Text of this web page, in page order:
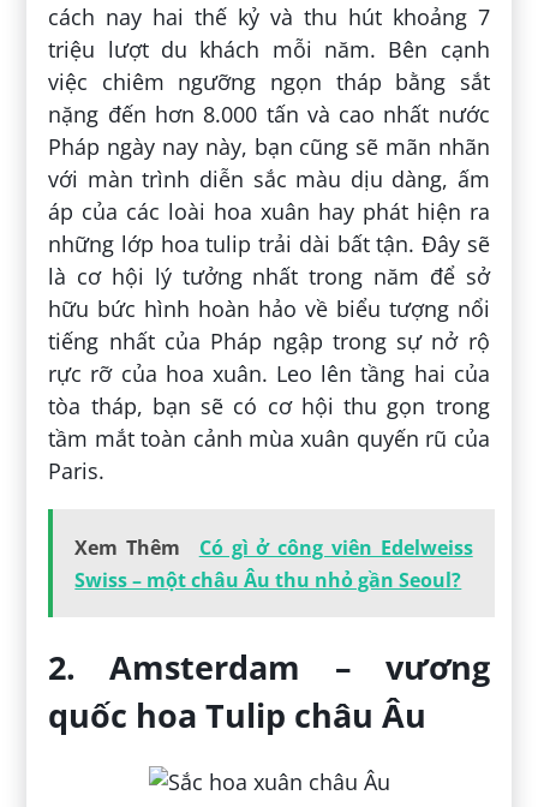
cách nay hai thế kỷ và thu hút khoảng 7
triệu lượt du khách mỗi năm. Bên cạnh
việc chiêm ngưỡng ngọn tháp bằng sắt
nặng đến hơn 8.000 tấn và cao nhất nước
Pháp ngày nay này, bạn cũng sẽ mãn nhãn
với màn trình diễn sắc màu dịu dàng, ấm
áp của các loài hoa xuân hay phát hiện ra
những lớp hoa tulip trải dài bất tận. Đây sẽ
là cơ hội lý tưởng nhất trong năm để sở
hữu bức hình hoàn hảo về biểu tượng nổi
tiếng nhất của Pháp ngập trong sự nở rộ
rực rỡ của hoa xuân. Leo lên tầng hai của
tòa tháp, bạn sẽ có cơ hội thu gọn trong
tầm mắt toàn cảnh mùa xuân quyến rũ của
Paris.
Xem Thêm
Có gì ở công viên Edelweiss
Swiss – một châu Âu thu nhỏ gần Seoul?
2. Amsterdam – vương
quốc hoa Tulip châu Âu